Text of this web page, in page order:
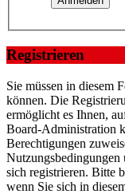
Registrieren
Sie müssen in diesem
können. Die
ermöglicht es Ihnen,
Board-Administration
Berechtigungen
Nutzungsbedingungen
sich registrieren. Bitte
wenn Sie sich in